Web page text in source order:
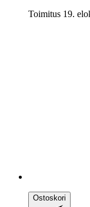
Toimitus 19.
Ostoskori